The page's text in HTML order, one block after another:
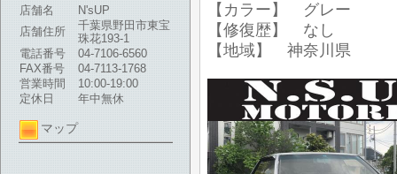
店舗名
N'sUP
店舗住所
千葉県野田市東宝
珠花193-1
電話番号
04-7106-6560
FAX番号
04-7113-1768
営業時間
10:00-19:00
定休日
年中無休
マップ
【カラー】 グレー
【修復歴】 なし
【地域】 神奈川県